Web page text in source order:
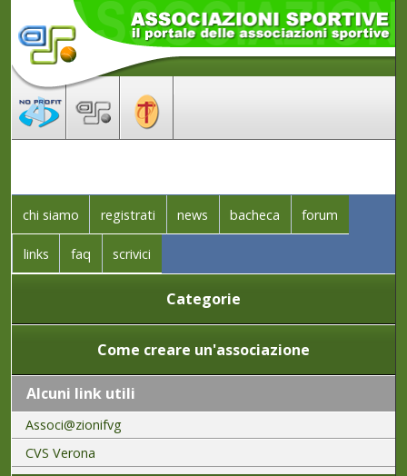
chi siamo registrati news bacheca forum
links faq scrivici
Categorie
Come creare un'associazione
Alcuni link utili
Associ@zionifvg
CVS Verona